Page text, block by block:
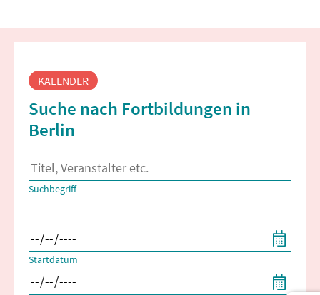
Fortbildungssuche
KALENDER
Suche nach Fortbildungen in
Berlin
Es erscheinen Suchvorschläge, wenn mindestens 2 Zeichen
Suchbegriff
Startdatum